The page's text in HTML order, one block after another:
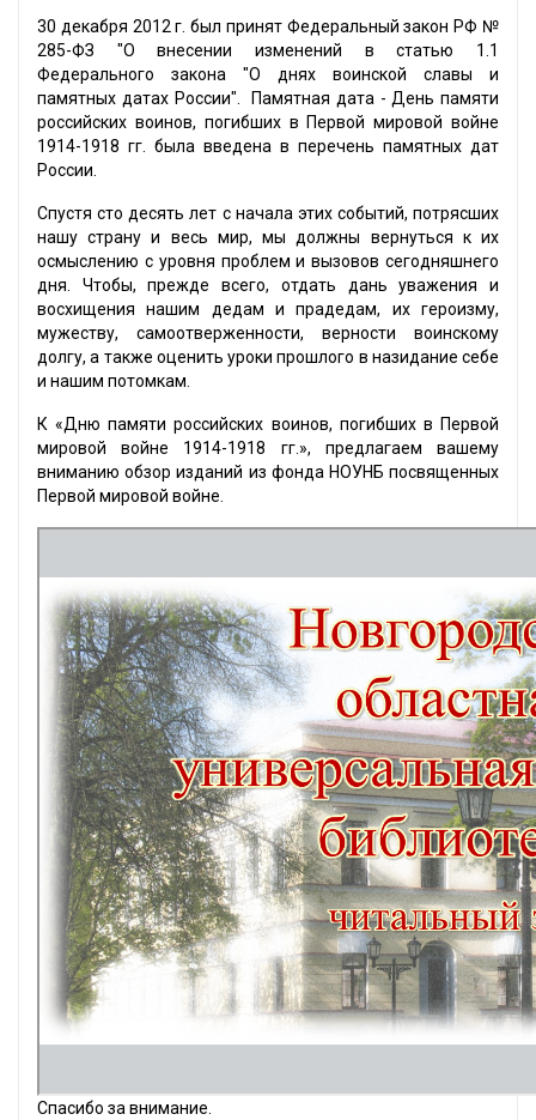
30 декабря 2012 г. был принят Федеральный закон РФ №
285-ФЗ "О внесении изменений в статью 1.1
Федерального закона "О днях воинской славы и
памятных датах России". Памятная дата - День памяти
российских воинов, погибших в Первой мировой войне
1914-1918 гг. была введена в перечень памятных дат
России.
Спустя сто десять лет с начала этих событий, потрясших
нашу страну и весь мир, мы должны вернуться к их
осмыслению с уровня проблем и вызовов сегодняшнего
дня. Чтобы, прежде всего, отдать дань уважения и
восхищения нашим дедам и прадедам, их героизму,
мужеству, самоотверженности, верности воинскому
долгу, а также оценить уроки прошлого в назидание себе
и нашим потомкам.
К «Дню памяти российских воинов, погибших в Первой
мировой войне 1914-1918 гг.», предлагаем вашему
вниманию обзор изданий из фонда НОУНБ посвященных
Первой мировой войне.
Спасибо за внимание.